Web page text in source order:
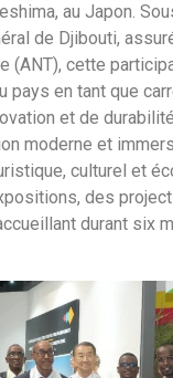
au Japon.
de Djibouti,
(ANT), cette
pays en tant que
et de
moderne et
culturel et
des
durant six